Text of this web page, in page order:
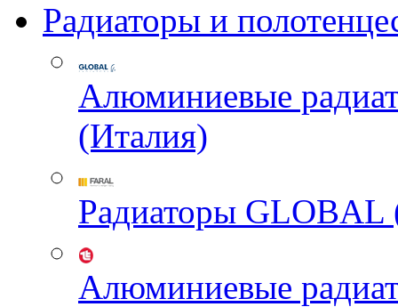
Радиаторы и
Алюминиевые
(Италия)
Радиаторы GLOBAL
Алюминиевые